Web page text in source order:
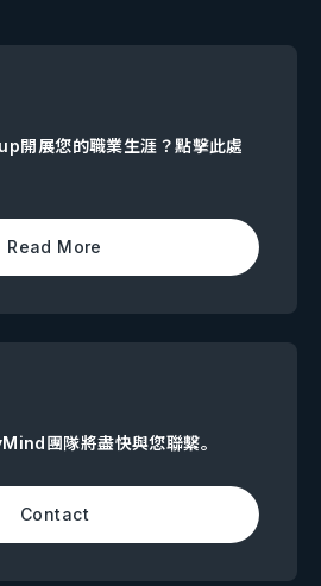
開展您的職業生涯？點擊此處
Read More
團隊將盡快與您聯繫。
Contact